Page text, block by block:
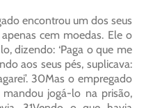
encontrou um dos seus
cem moedas. Ele o
dizendo: ‘Paga o que me
aos seus pés, suplicava:
30Mas o empregado
jogá-lo na prisão,